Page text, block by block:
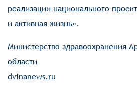
реализации национального
и активная жизнь».
Министерство здравоохранения
области
dvinanews.ru